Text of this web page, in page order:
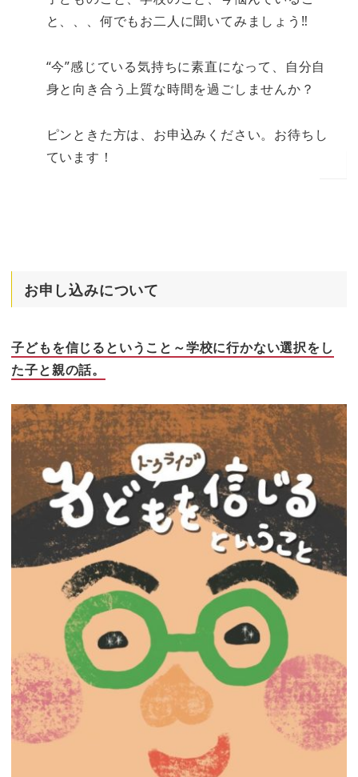
と、、、何でもお二人に聞いてみましょう‼
“今”感じている気持ちに素直になって、自分自
身と向き合う上質な時間を過ごしませんか？
ピンときた方は、お申込みください。お待ちし
ています！
お申し込みについて
子どもを信じるということ～学校に行かない選択をし
た子と親の話。